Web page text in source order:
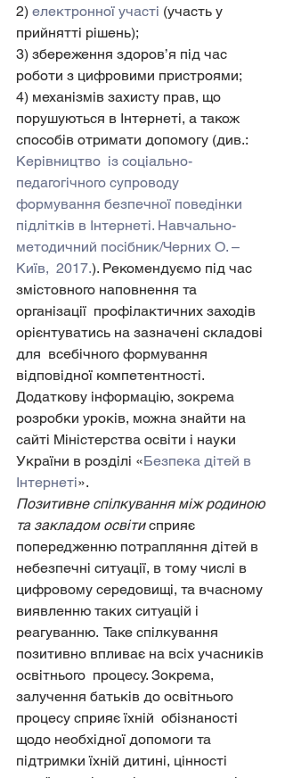
2) електронної участі (участь у
прийнятті рішень);
3) збереження здоров’я під час
роботи з цифровими пристроями;
4) механізмів захисту прав, що
порушуються в Інтернеті, а також
способів отримати допомогу (див.:
Керівництво  із соціально-
педагогічного супроводу
формування безпечної поведінки
підлітків в Інтернеті. Навчально-
методичний посібник/Черних О. –
Київ,  2017.). Рекомендуємо під час
змістовного наповнення та
організації  профілактичних заходів
орієнтуватись на зазначені складові
для  всебічного формування
відповідної компетентності.
Додаткову інформацію, зокрема
розробки уроків, можна знайти на
сайті Міністерства освіти і науки
України в розділі «Безпека дітей в
Інтернеті».
Позитивне спілкування між родиною
та закладом освіти сприяє
попередженню потрапляння дітей в
небезпечні ситуації, в тому числі в
цифровому середовищі, та вчасному
виявленню таких ситуацій і
реагуванню.  Таке спілкування
позитивно впливає на всіх учасників
освітнього  процесу. Зокрема,
залучення батьків до освітнього
процесу сприяє їхній  обізнаності
щодо необхідної допомоги та
підтримки їхній дитині, цінності